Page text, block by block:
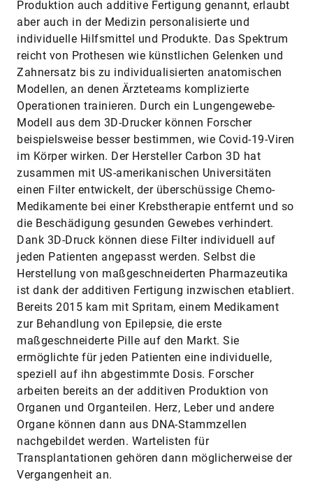
Produktion auch additive Fertigung genannt, erlaubt
aber auch in der Medizin personalisierte und
individuelle Hilfsmittel und Produkte. Das Spektrum
reicht von Prothesen wie künstlichen Gelenken und
Zahnersatz bis zu individualisierten anatomischen
Modellen, an denen Ärzteteams komplizierte
Operationen trainieren. Durch ein Lungengewebe-
Modell aus dem 3D-Drucker können Forscher
beispielsweise besser bestimmen, wie Covid-19-Viren
im Körper wirken. Der Hersteller Carbon 3D hat
zusammen mit US-amerikanischen Universitäten
einen Filter entwickelt, der überschüssige Chemo-
Medikamente bei einer Krebstherapie entfernt und so
die Beschädigung gesunden Gewebes verhindert.
Dank 3D-Druck können diese Filter individuell auf
jeden Patienten angepasst werden. Selbst die
Herstellung von maßgeschneiderten Pharmazeutika
ist dank der additiven Fertigung inzwischen etabliert.
Bereits 2015 kam mit Spritam, einem Medikament
zur Behandlung von Epilepsie, die erste
maßgeschneiderte Pille auf den Markt. Sie
ermöglichte für jeden Patienten eine individuelle,
speziell auf ihn abgestimmte Dosis. Forscher
arbeiten bereits an der additiven Produktion von
Organen und Organteilen. Herz, Leber und andere
Organe können dann aus DNA-Stammzellen
nachgebildet werden. Wartelisten für
Transplantationen gehören dann möglicherweise der
Vergangenheit an.